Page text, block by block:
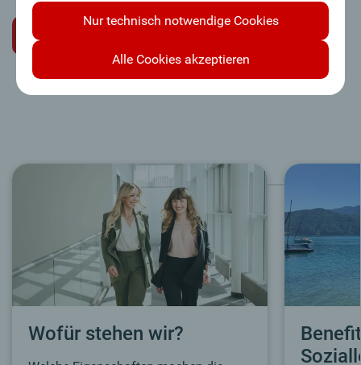
Online-Bewerbung
Wofür stehen wir?
Nur technisch notwendige Cookies
Alle Cookies akzeptieren